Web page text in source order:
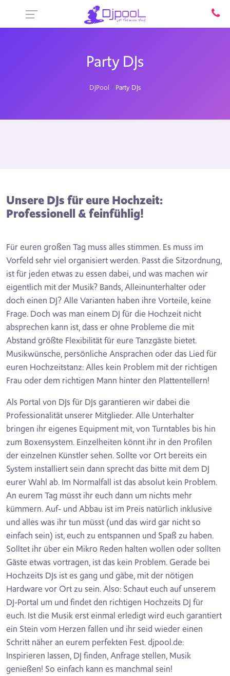
Party DJs
DJPool Party DJs
Unsere DJs für eure Hochzeit:
Professionell & feinfühlig!
Für euren großen Tag muss alles stimmen. Es muss im
Vorfeld sehr viel organisiert werden. Passt die Sitzordnung,
ist für jeden etwas zu essen dabei, und was machen wir
eigentlich mit der Musik? Bands, Alleinunterhalter oder
doch einen DJ? Alle Varianten haben ihre Vorteile, keine
Frage. Doch was man einem DJ für die Hochzeit nicht
absprechen kann ist, dass er ohne Probleme die mit
Abstand größte Flexibilität für eure Tanzgäste bietet.
Musikwünsche, persönliche Ansprachen oder das Lied für
euren Hochzeitstanz: Alles kein Problem mit der richtigen
Frau oder dem richtigen Mann hinter den Plattentellern!
Als Portal von DJs für DJs garantieren wir dabei die
Professionalität unserer Mitglieder. Alle Unterhalter
bringen ihr eigenes Equipment mit, von Turntables bis hin
zum Boxensystem. Einzelheiten könnt ihr in den Profilen
der einzelnen Künstler sehen. Sollte vor Ort bereits ein
System installiert sein dann sprecht das bitte mit dem DJ
eurer Wahl ab. Im Normalfall ist das absolut kein Problem.
An eurem Tag müsst ihr euch dann um nichts mehr
kümmern. Auf- und Abbau ist im Preis natürlich inklusive
und alles was ihr tun müsst (und das wird gar nicht so
einfach sein) ist, euch zu entspannen und Spaß zu haben.
Solltet ihr über ein Mikro Reden halten wollen oder sollten
Gäste etwas vortragen, ist das kein Problem. Gerade bei
Hochzeits DJs ist es gang und gäbe, mit der nötigen
Hardware vor Ort zu sein. Also: Schaut euch auf unserem
DJ-Portal um und findet den richtigen Hochzeits DJ für
euch. Ist die Musik erst einmal erledigt wird euch garantiert
ein Stein vom Herzen fallen und ihr seid wieder einen
Schritt näher an eurem perfekten Fest. djpool.de:
Inspirieren lassen, DJ finden, Anfrage stellen, Musik
genießen! So einfach kann es manchmal sein!